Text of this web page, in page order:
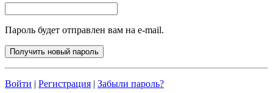
Пароль будет отправлен вам на e-mail.
Войти | Регистрация | Забыли пароль?